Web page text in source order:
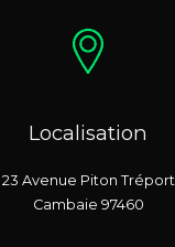
Localisation
23 Avenue Piton Tréport
Cambaie 97460